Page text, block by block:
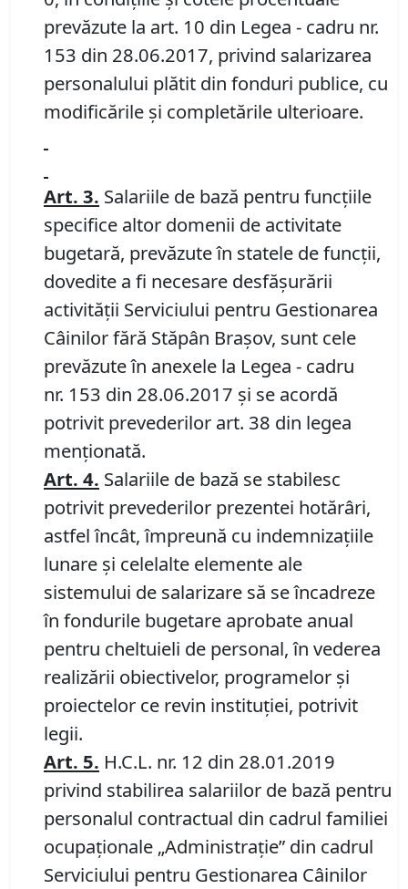
prevăzute la art. 10 din Legea - cadru nr.
153 din 28.06.2017, privind salarizarea
personalului plătit din fonduri publice, cu
modificările şi completările ulterioare.
Art. 3. Salariile de bază pentru funcţiile
specifice altor domenii de activitate
bugetară, prevăzute în statele de funcţii,
dovedite a fi necesare desfășurării
activității Serviciului pentru Gestionarea
Câinilor fără Stăpân Braşov, sunt cele
prevăzute în anexele la Legea - cadru
nr. 153 din 28.06.2017 şi se acordă
potrivit prevederilor art. 38 din legea
menționată.
Art. 4. Salariile de bază se stabilesc
potrivit prevederilor prezentei hotărâri,
astfel încât, împreună cu indemnizaţiile
lunare şi celelalte elemente ale
sistemului de salarizare să se încadreze
în fondurile bugetare aprobate anual
pentru cheltuieli de personal, în vederea
realizării obiectivelor, programelor şi
proiectelor ce revin instituţiei, potrivit
legii.
Art. 5. H.C.L. nr. 12 din 28.01.2019
privind stabilirea salariilor de bază pentru
personalul contractual din cadrul familiei
ocupaţionale „Administraţie” din cadrul
Serviciului pentru Gestionarea Câinilor